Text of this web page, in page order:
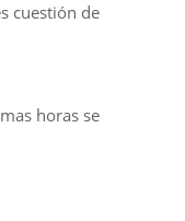
cuestión de
horas se